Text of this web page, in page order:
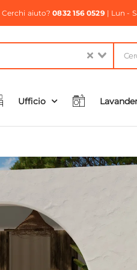
Cerchi aiuto?0832 156 0529| Lun -
Ufficio